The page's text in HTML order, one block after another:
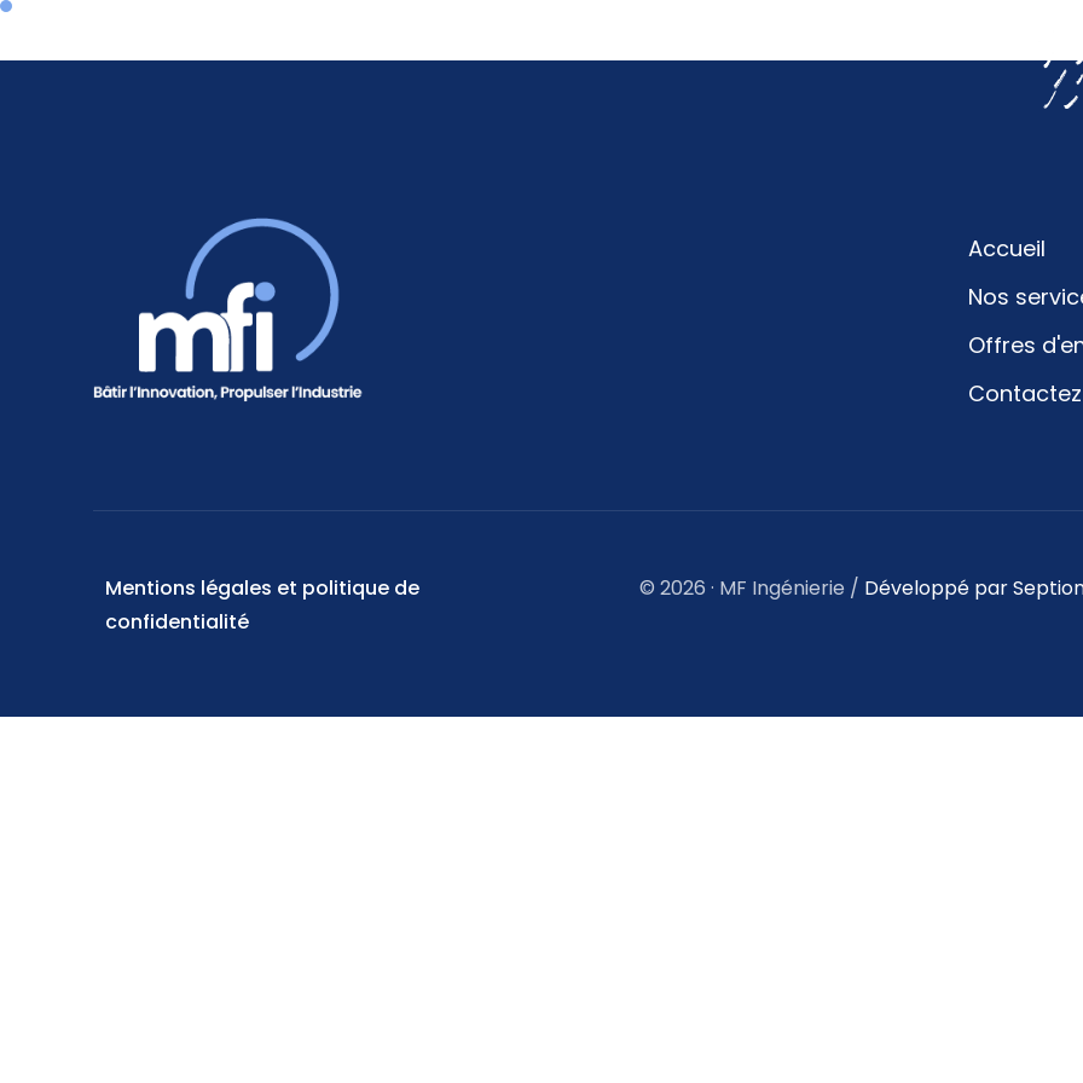
Accueil
Nos
Offres
Mentions légales et politique de
confidentialité
© 2026 · MF Ingénierie / Développé par